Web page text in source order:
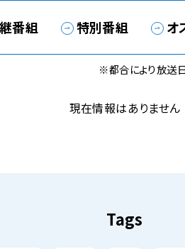
番組 特別番組 オ
※都合により放送日
現在情報はありません
Tags